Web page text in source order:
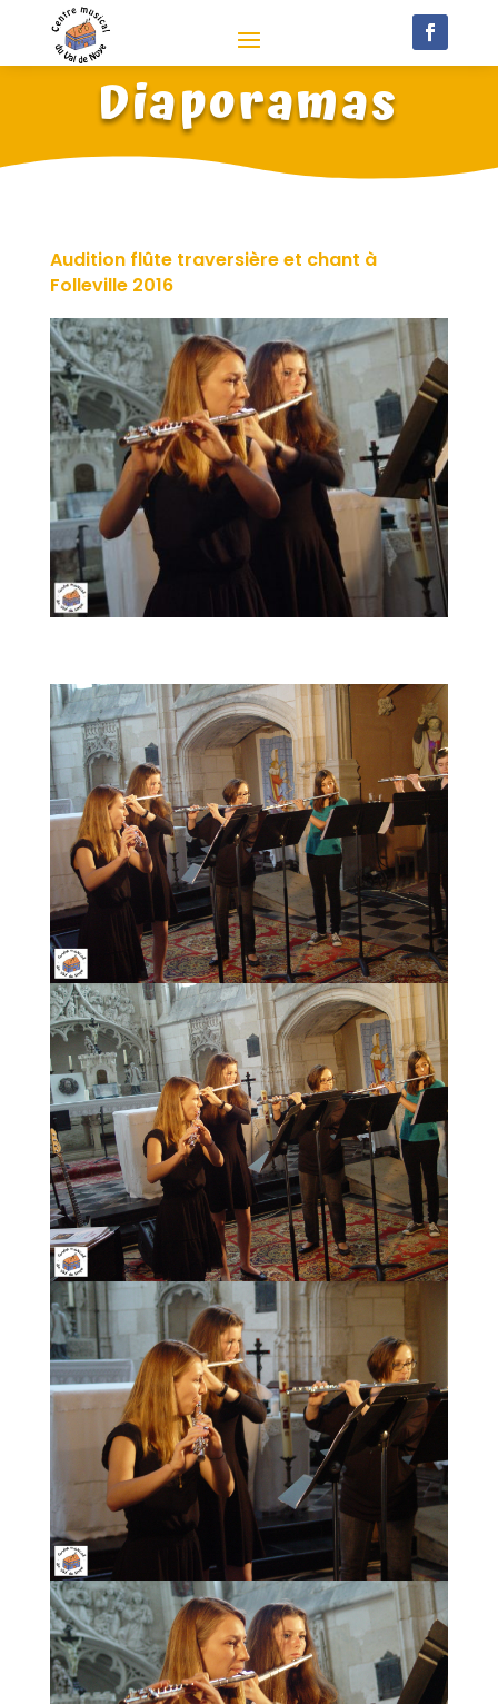
Diaporamas
Audition flûte traversière et chant à
Folleville 2016